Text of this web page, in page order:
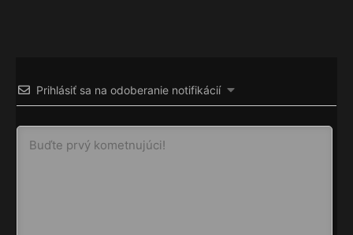
Prihlásiť sa na odoberanie notifikácií